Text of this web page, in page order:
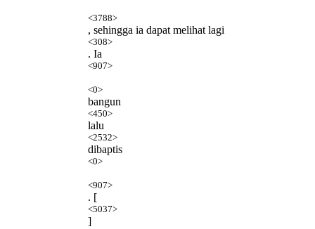
<3788>
, sehingga ia dapat melihat lagi
<308>
. Ia
<907>
<0>
bangun
<450>
lalu
<2532>
dibaptis
<0>
<907>
. [
<5037>
]